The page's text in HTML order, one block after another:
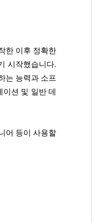
한 이후 정확한
시작했습니다.
는 능력과 소프
션 및 일반 데
어 등이 사용할